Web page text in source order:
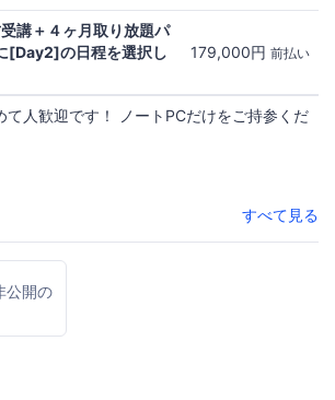
講＋４ヶ月取り放題パ
[Day2]の日程を選択し
179,000円 前払い
て人歓迎です！ ノートPCだけをご持参くだ
すべて見る
公開の